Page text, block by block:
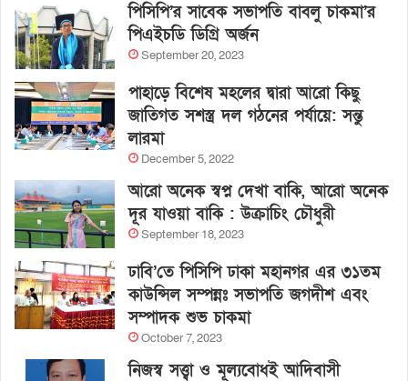
পিসিপি’র সাবেক সভাপতি বাবলু চাকমা’র
পিএইচডি ডিগ্রি অর্জন
September 20, 2023
পাহাড়ে বিশেষ মহলের দ্বারা আরো কিছু
জাতিগত সশস্ত্র দল গঠনের পর্যায়ে: সন্তু
লারমা
December 5, 2022
আরো অনেক স্বপ্ন দেখা বাকি, আরো অনেক
দূর যাওয়া বাকি : উক্রাচিং চৌধুরী
September 18, 2023
ঢাবি’তে পিসিপি ঢাকা মহানগর এর ৩১তম
কাউন্সিল সম্পন্নঃ সভাপতি জগদীশ এবং
সম্পাদক শুভ চাকমা
October 7, 2023
নিজস্ব সত্ত্বা ও মূল্যবোধই আদিবাসী